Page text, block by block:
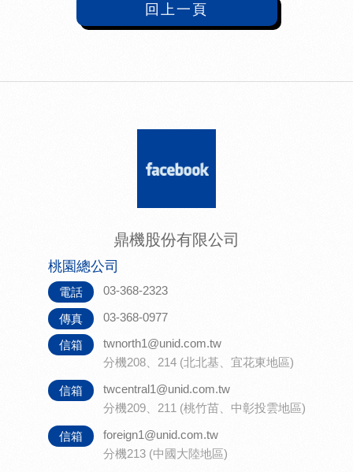
回上一頁
鼎機股份有限公司
桃園總公司
電話 03-368-2323
傳真 03-368-0977
信箱
twnorth1@unid.com.tw
分機208、214 (北北基、宜花東地區)
信箱
twcentral1@unid.com.tw
分機209、211 (桃竹苗、中彰投雲地區)
信箱
foreign1@unid.com.tw
分機213 (中國大陸地區)